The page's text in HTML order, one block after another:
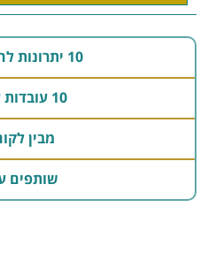
10 יתרונות להוראת קבע
10 עובדות על שקד
מבין
שותפים